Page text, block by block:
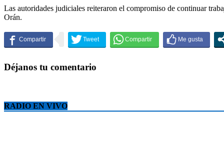
Las autoridades judiciales reiteraron el compromiso de continuar
Orán.
Déjanos tu comentario
RADIO EN VIVO